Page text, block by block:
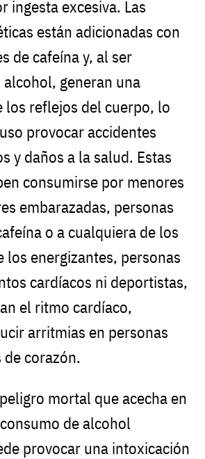
ingesta excesiva. Las
están adicionadas con
de cafeína y, al ser
generan una
los reflejos del cuerpo, lo
provocar accidentes
y daños a la salud. Estas
consumirse por menores
embarazadas, personas
o a cualquiera de los
los energizantes, personas
cardíacos ni deportistas,
el ritmo cardíaco,
arritmias en personas
corazón.
mortal que acecha en
de alcohol
provocar una intoxicación